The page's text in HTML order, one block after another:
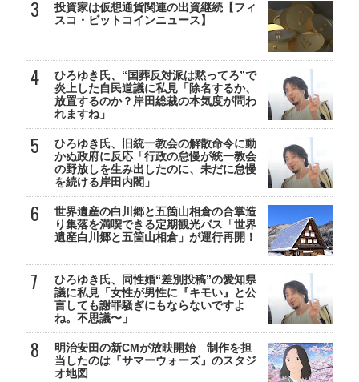
投資家は仮想通貨関連の出資継続【フィ
スコ・ビットコインニュース】
ひろゆき氏、“国葬反対派は黙ってろ”で
炎上した自民道議に私見「除名するか、
放置するのか？岸田総裁の本気度が問わ
れますね」
ひろゆき氏、旧統一教会の解散命令に動
かぬ政府に反応「行政の怠慢が統一教会
の野放しを生み出したのに、未だに怠慢
を続ける岸田内閣」
世界遺産の白川郷と五箇山相倉の合掌造
り集落を満喫できる定期観光バス「世界
遺産白川郷と五箇山相倉」が運行再開！
ひろゆき氏、同性婚“差別投稿”の愛知県
議に私見「女性が男性に『キモい』と公
言しても謝罪騒ぎにもならないですよ
ね。不思議〜」
明治安田の新CMが放映開始 制作を担
当したのは『サマーウォーズ』のスタジ
オ地図